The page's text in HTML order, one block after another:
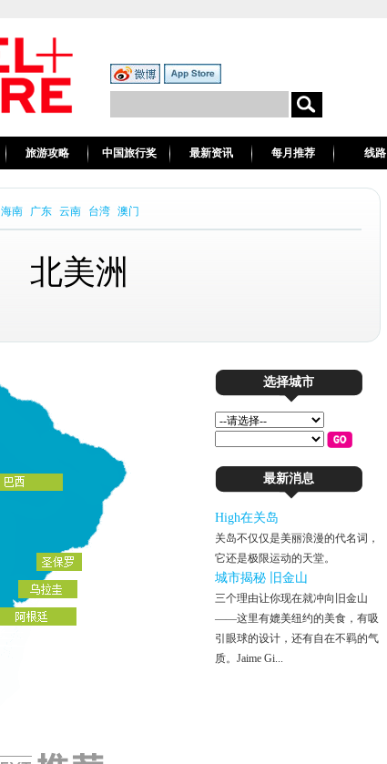
旅游攻略 中国旅行奖 最新资讯 每月推荐 线路
海南 广东 云南 台湾 澳门
北美洲
选择城市
最新消息
High在关岛
关岛不仅仅是美丽浪漫的代名词，
它还是极限运动的天堂。
城市揭秘 旧金山
三个理由让你现在就冲向旧金山
——这里有媲美纽约的美食，有吸
引眼球的设计，还有自在不羁的气
质。Jaime Gi...